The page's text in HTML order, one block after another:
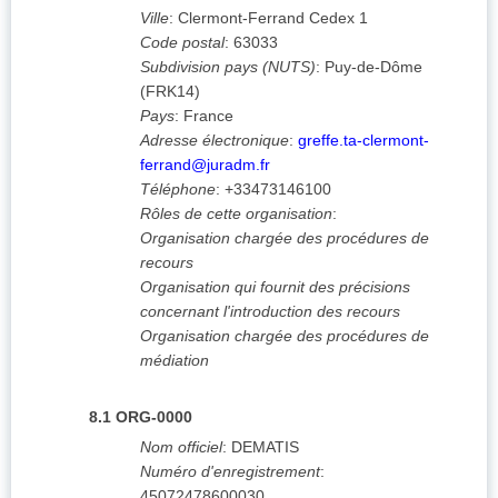
Ville: Clermont-Ferrand Cedex 1
Code postal: 63033
Subdivision pays (NUTS): Puy-de-Dôme
(FRK14)
Pays: France
Adresse électronique: greffe.ta-clermont-
ferrand@juradm.fr
Téléphone: +33473146100
Rôles de cette organisation:
Organisation chargée des procédures de
recours
Organisation qui fournit des précisions
concernant l'introduction des recours
Organisation chargée des procédures de
médiation
8.1 ORG-0000
Nom officiel: DEMATIS
Numéro d'enregistrement: